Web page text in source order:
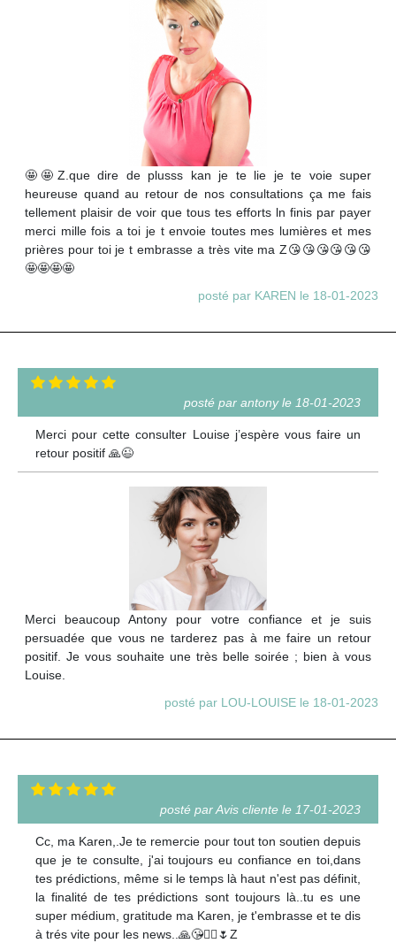
🤩🤩Z.que dire de plusss kan je te lie je te voie super
heureuse quand au retour de nos consultations ça me fais
tellement plaisir de voir que tous tes efforts ln finis par payer
merci mille fois a toi je t envoie toutes mes lumières et mes
prières pour toi je t embrasse a très vite ma Z😘😘😘😘😘😘
🤩🤩🤩🤩
posté par KAREN le 18-01-2023
posté par antony le 18-01-2023
Merci pour cette consulter Louise j’espère vous faire un
retour positif 🙏😉
Merci beaucoup Antony pour votre confiance et je suis
persuadée que vous ne tarderez pas à me faire un retour
positif. Je vous souhaite une très belle soirée ; bien à vous
Louise.
posté par LOU-LOUISE le 18-01-2023
posté par Avis cliente le 17-01-2023
Cc, ma Karen,.Je te remercie pour tout ton soutien depuis
que je te consulte, j'ai toujours eu confiance en toi,dans
tes prédictions, même si le temps là haut n'est pas définit,
la finalité de tes prédictions sont toujours là..tu es une
super médium, gratitude ma Karen, je t'embrasse et te dis
à trés vite pour les news..🙏😘🙋‍♀️🌷Z